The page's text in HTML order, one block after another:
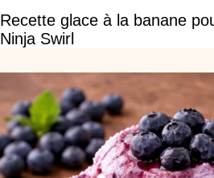
Recette glace à la banane
Ninja Swirl